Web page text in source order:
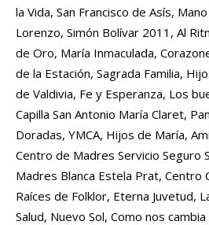
la Vida, San Francisco de Asís,
Lorenzo, Simón Bolívar 2011, Al
de Oro, María Inmaculada,
de la Estación, Sagrada Familia,
de Valdivia, Fe y Esperanza, Los
Capilla San Antonio María Claret,
Doradas, YMCA, Hijos de María,
Centro de Madres Servicio Seguro
Madres Blanca Estela Prat, Centro
Raíces de Folklor, Eterna Juvetud,
Salud, Nuevo Sol, Como nos